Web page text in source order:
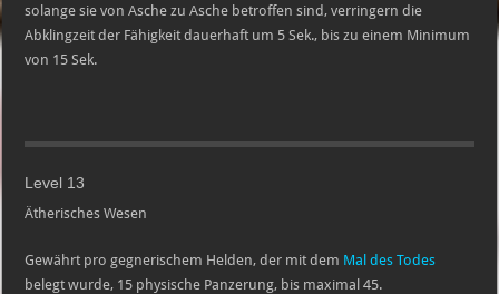
solange sie von Asche zu Asche betroffen sind, verringern die
Abklingzeit der Fähigkeit dauerhaft um 5 Sek., bis zu einem Minimum
von 15 Sek.
Level 13
Ätherisches Wesen
Gewährt pro gegnerischem Helden, der mit dem Mal des Todes
belegt wurde, 15 physische Panzerung, bis maximal 45.